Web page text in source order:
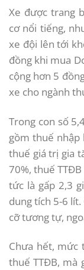
Xe được trang
cơ nổi tiếng,
xe đội lên tới
đồng khi mua
cộng hơn 5
xe cho ngành
Trong con số
gồm thuế nhập
thuế giá trị gia
70%, thuế
tức là gấp 2,3
dung tích 5-6
cỡ tương tự,
Chưa hết, mức
thuế TTĐB, mà